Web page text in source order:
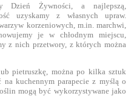
Dzień Żywności, a najlepszą,
uzyskamy z własnych upraw.
korzeniowych, m.in. marchwi,
je w chłodnym miejscu,
z nich przetwory, z których można
pietruszkę, można po kilka sztuk
kuchennym parapecie z myślą o
mogą być wykorzystywane jako